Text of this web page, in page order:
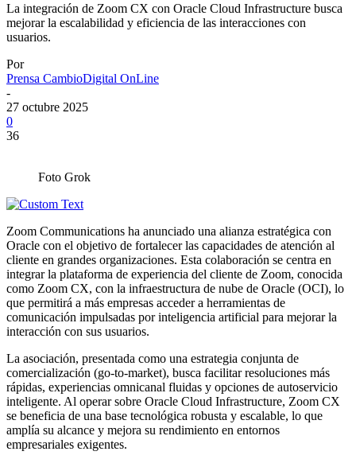
La integración de Zoom CX con Oracle Cloud Infrastructure busca
mejorar la escalabilidad y eficiencia de las interacciones con
usuarios.
Por
Prensa CambioDigital OnLine
-
27 octubre 2025
0
36
Foto Grok
Zoom Communications ha anunciado una alianza estratégica con
Oracle con el objetivo de fortalecer las capacidades de atención al
cliente en grandes organizaciones. Esta colaboración se centra en
integrar la plataforma de experiencia del cliente de Zoom, conocida
como Zoom CX, con la infraestructura de nube de Oracle (OCI), lo
que permitirá a más empresas acceder a herramientas de
comunicación impulsadas por inteligencia artificial para mejorar la
interacción con sus usuarios.
La asociación, presentada como una estrategia conjunta de
comercialización (go-to-market), busca facilitar resoluciones más
rápidas, experiencias omnicanal fluidas y opciones de autoservicio
inteligente. Al operar sobre Oracle Cloud Infrastructure, Zoom CX
se beneficia de una base tecnológica robusta y escalable, lo que
amplía su alcance y mejora su rendimiento en entornos
empresariales exigentes.